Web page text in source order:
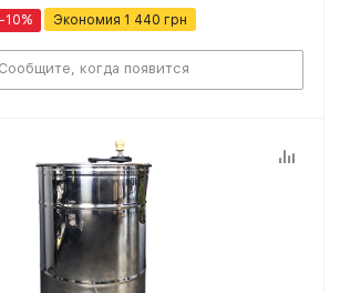
-10% Экономия 1 440 грн
Сообщите, когда появится